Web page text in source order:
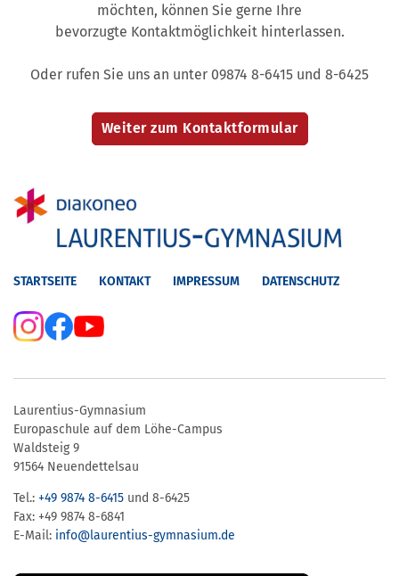
möchten, können Sie gerne Ihre
bevorzugte Kontaktmöglichkeit hinterlassen.
Oder rufen Sie uns an unter 09874 8-6415 und 8-6425
STARTSEITE KONTAKT IMPRESSUM DATENSCHUTZ
Laurentius-Gymnasium
Europaschule auf dem Löhe-Campus
Waldsteig 9
91564 Neuendettelsau
Tel.: +49 9874 8-6415 und 8-6425
Fax: +49 9874 8-6841
E-Mail: info@laurentius-gymnasium.de